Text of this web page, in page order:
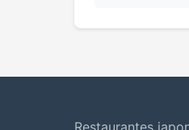
Restaurantes